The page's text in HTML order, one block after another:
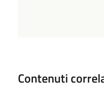
Contenuti